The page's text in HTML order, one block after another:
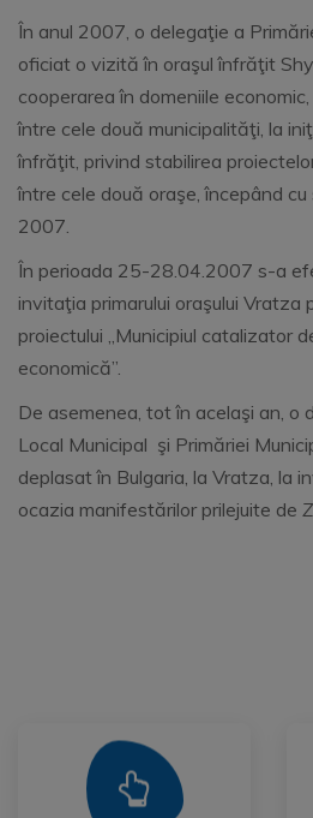
În anul 2007, o delegaţie a
oficiat o vizită în oraşul înfrăţit
cooperarea în domeniile
între cele două municipalităţi, la
înfrăţit, privind stabilirea
între cele două oraşe, începând cu
2007.
În perioada 25-28.04.2007 s-a
invitaţia primarului oraşului Vratza
proiectului „Municipiul catalizator
economică”.
De asemenea, tot în acelaşi an, o
Local Municipal şi Primăriei
deplasat în Bulgaria, la Vratza, la
ocazia manifestărilor prilejuite de
Mai Mult